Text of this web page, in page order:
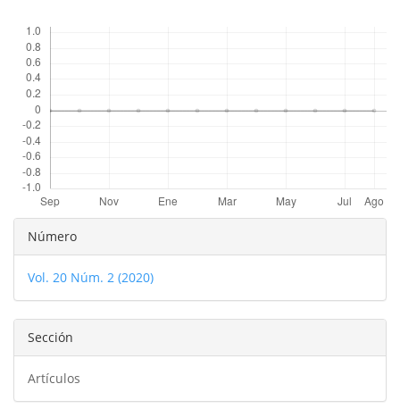
Detalles
del
artículo
Número
Vol. 20 Núm. 2 (2020)
Sección
Artículos